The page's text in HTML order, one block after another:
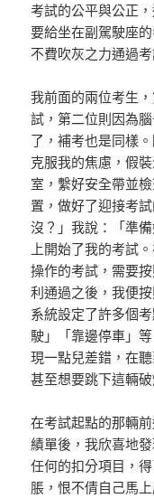
考試的公平與公正
要給坐在副駕駛座
不費吹灰之力通過
我前面的兩位考生
試，第二位則因為
了，補考也是同樣
克服我的焦慮，假
室，繫好安全帶並
置，做好了迎接考
沒？」我說：「準
上開始了我的考試
操作的考試，需要
利通過之後，我便
系統設定了許多個
駛」「靠邊停車」
現一點兒差錯，在
甚至想要跳下這輛破
在考試起點的那輛
績單後，我欣喜地
任何的扣分項目，
脹，恨不倩自己馬